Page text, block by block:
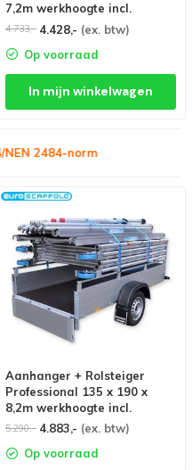
7,2m werkhoogte incl.
dubbele voorloopleuning
4.733,- 4.428,- (ex. btw)
Op voorraad
In mijn winkelwagen
vanNederland
Aanhanger + Rolsteiger
Professional 135 x 190 x
8,2m werkhoogte incl.
dubbele voorloopleuning
5.290,- 4.883,- (ex. btw)
Op voorraad